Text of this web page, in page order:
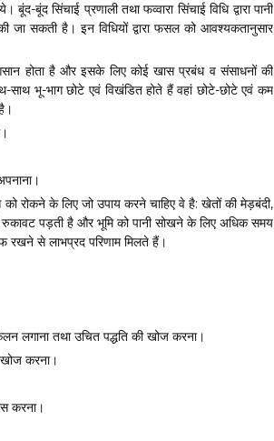
बूंद सिंचाई प्रणाली तथा फव्वारा सिंचाई विधि द्वारा पानी
सकती है। इन विधियों द्वारा फसल को आवश्यकतानुसार
होता है और इसके लिए कोई खास प्रबंध व संसाधनों की
साथ भू-भाग छोटे एवं विखंडित होते हैं वहां छोटे-छोटे एवं कम
को रोकने के लिए जो उपाय करने चाहिए वे है: खेतों की मेड़बंदी,
पड़ती है और भूमि को पानी सोखने के लिए अधिक समय
रखने से लाभप्रद परिणाम मिलते हैं।
लगाना तथा उचित पद्धति की खोज करना।
करना।
करना।